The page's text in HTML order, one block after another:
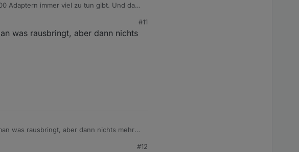
Adaptern immer viel zu tun gibt. Und da
#11
was rausbringt, aber dann nichts
was rausbringt, aber dann nichts mehr
#12